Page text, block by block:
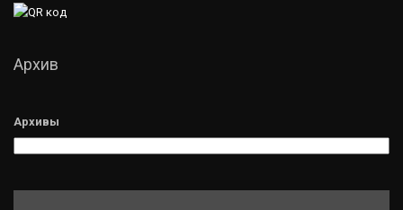
Архив
Архивы